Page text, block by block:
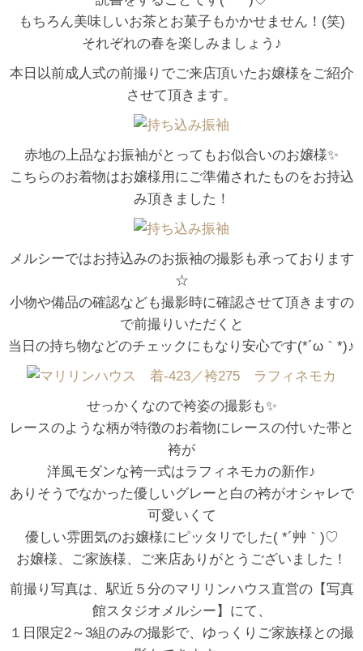
もちろん美味しいお茶とお菓子もかかせません！(笑)
それぞれの春を楽しみましょう♪
本日以前成人式の前撮りでご来店頂いたお嬢様をご紹介
させて頂きます。
赤地の上品なお振袖がとってもお似合いのお嬢様✨
こちらのお着物はお嬢様用にご準備されたものをお持込
み頂きました！
メルシーではお持込みのお振袖の撮影も承っております
☆
小物や備品の確認なども撮影時に確認させて頂きますの
で前撮りいただくと
当日の持ち物などのチェックにもなり安心です(*´ω｀*)♪
せっかくなので袴姿の撮影も✨
レースのような柄が特徴のお着物にレースの付いた帯と
袴が
洋風モダンな袴一式はラフィネモカの新作♪
ありそうでなかった優しいグレーと白の袴がオシャレで
可愛いくて
優しい雰囲気のお嬢様にピッタリでした( *´艸｀)♡
お嬢様、ご家族様、ご来店ありがとうございました！
前撮り写真は、駅近５分のマリリンハウス直営の【写真
館スタジオメルシー】にて、
１日限定2～3組のみの撮影で、ゆっくりご家族様との撮